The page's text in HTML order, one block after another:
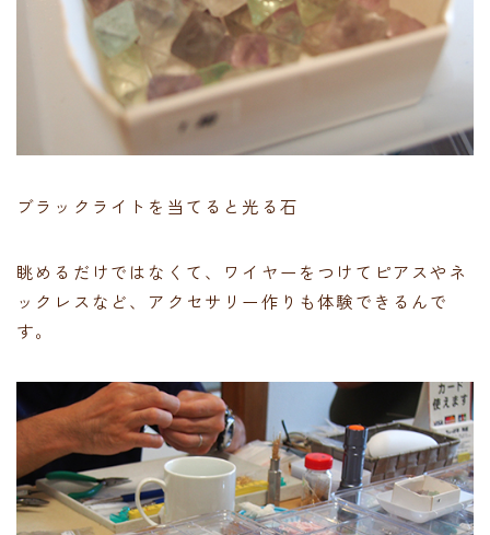
ブラックライトを当てると光る石
眺めるだけではなくて、ワイヤーをつけてピアスやネ
ックレスなど、アクセサリー作りも体験できるんで
す。